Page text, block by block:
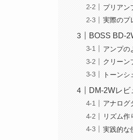
プリアン
実際のプ
BOSS BD-
アンプの
クリーン
トーン
DM-2Wレビ
アナログ
リズム作
実践的な